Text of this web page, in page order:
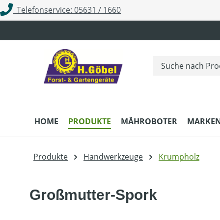
Hauptinhalt springen
Zur Suche springen
Zur Hauptnavigation springen
Telefonservice: 05631 / 1660
HOME PRODUKTE MÄHROBOTER
Produkte Handwerkzeuge Krumpholz
Großmutter-Spork